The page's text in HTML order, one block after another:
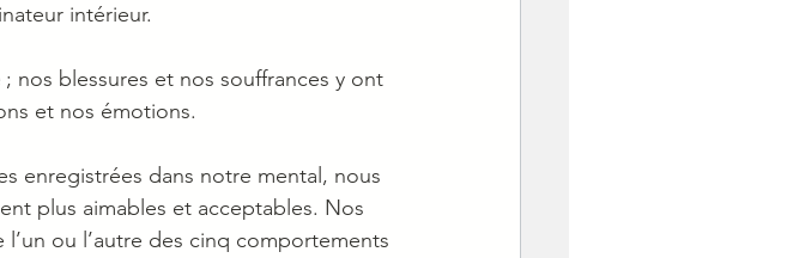
intérieur.
nos blessures et nos souffrances y ont
et nos émotions.
enregistrées dans notre mental, nous
plus aimables et acceptables. Nos
ou l’autre des cinq comportements